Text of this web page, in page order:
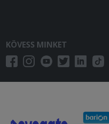
KÖVESS MINKET